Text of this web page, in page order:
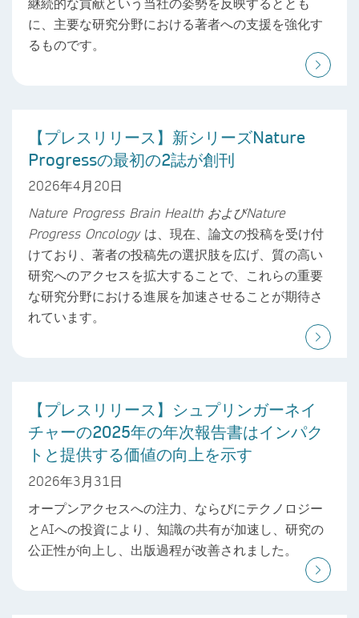
に、主要な研究分野における著者への支援を強化す
るものです。
【プレスリリース】新シリーズNature
Progressの最初の2誌が創刊
2026年4月20日
Nature Progress Brain Health およびNature
Progress Oncology は、現在、論文の投稿を受け付
けており、著者の投稿先の選択肢を広げ、質の高い
研究へのアクセスを拡大することで、これらの重要
な研究分野における進展を加速させることが期待さ
れています。
【プレスリリース】シュプリンガーネイ
チャーの2025年の年次報告書はインパク
トと提供する価値の向上を示す
2026年3月31日
オープンアクセスへの注力、ならびにテクノロジー
とAIへの投資により、知識の共有が加速し、研究の
公正性が向上し、出版過程が改善されました。